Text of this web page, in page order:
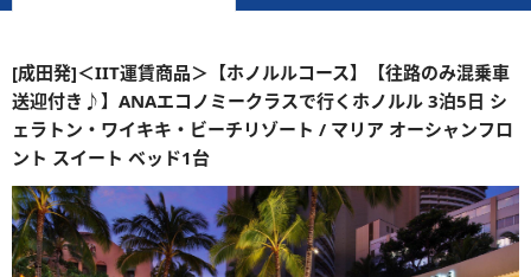
[成田発]＜IIT運賃商品＞【ホノルルコース】【往路のみ混乗車
送迎付き♪】ANAエコノミークラスで行くホノルル 3泊5日 シ
ェラトン・ワイキキ・ビーチリゾート / マリア オーシャンフロ
ント スイート ベッド1台